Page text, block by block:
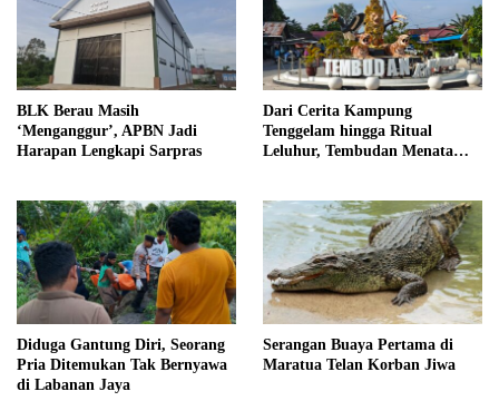
BLK Berau Masih
‘Menganggur’, APBN Jadi
Harapan Lengkapi Sarpras
Dari Cerita Kampung
Tenggelam hingga Ritual
Leluhur, Tembudan Menata
Diduga Gantung Diri, Seorang
Pria Ditemukan Tak Bernyawa
di Labanan Jaya
Serangan Buaya Pertama di
Maratua Telan Korban Jiwa